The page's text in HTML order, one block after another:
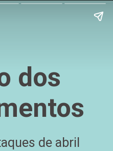
dos
de abril